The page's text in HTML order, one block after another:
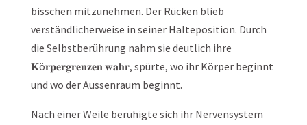
bisschen mitzunehmen. Der Rücken blieb
verständlicherweise in seiner Halteposition. Durch
die Selbstberührung nahm sie deutlich ihre
𝐊ö𝐫𝐩𝐞𝐫𝐠𝐫𝐞𝐧𝐳𝐞𝐧 𝐰𝐚𝐡𝐫, spürte, wo ihr Körper beginnt
und wo der Aussenraum beginnt.
Nach einer Weile beruhigte sich ihr Nervensystem